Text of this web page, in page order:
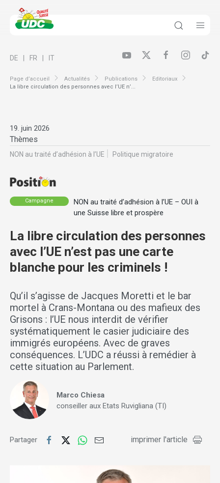
Page d’accueil Actualités Publications
Editoriaux
La libre circulation des personnes avec l’UE n’...
DE FR IT
19. juin 2026
Thèmes
NON au traité d’adhésion à l’UE Politique migratoire
Campagne
NON au traité d’adhésion à l’UE – OUI à
une Suisse libre et prospère
La libre circulation des personnes
avec l’UE n’est pas une carte
blanche pour les criminels !
Qu’il s’agisse de Jacques Moretti et le bar
mortel à Crans-Montana ou des mafieux des
Grisons : l’UE nous interdit de vérifier
systématiquement le casier judiciaire des
immigrés européens. Avec de graves
conséquences. L’UDC a réussi à remédier à
cette situation au Parlement.
Marco Chiesa
conseiller aux Etats Ruvigliana (TI)
Partager imprimer l'article